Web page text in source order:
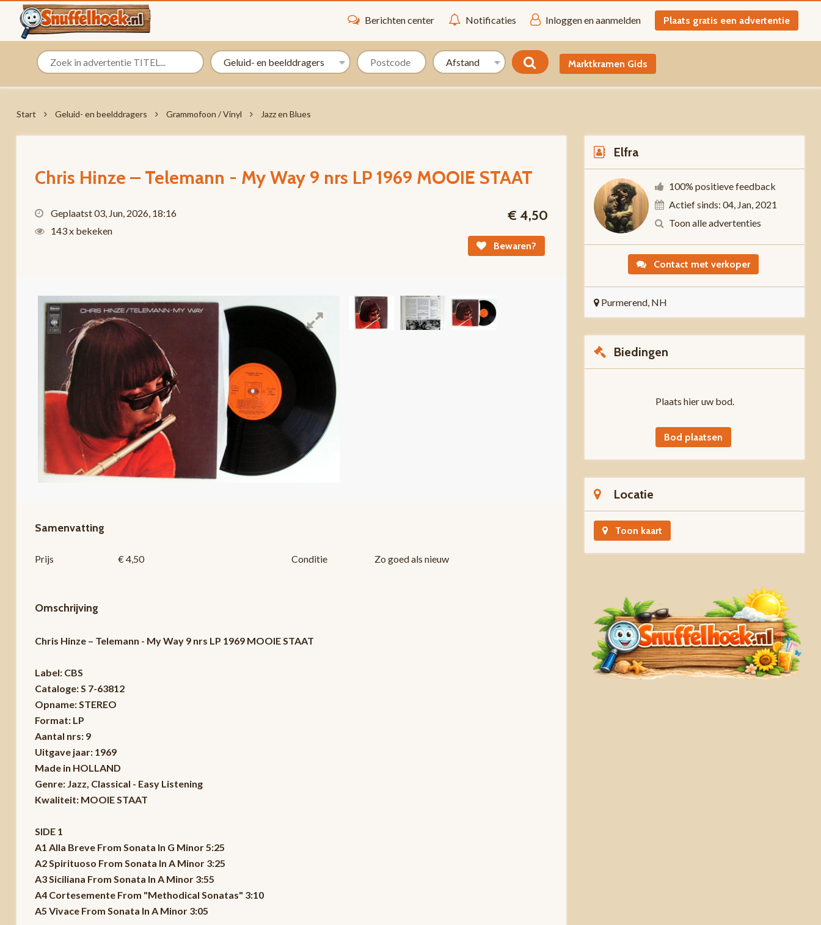
Berichten center Notificaties Inloggen en aanmelden Plaats gratis een advertentie
Marktkramen Gids
Start Geluid- en beelddragers Grammofoon / Vinyl Jazz en Blues
Chris Hinze – Telemann - My Way 9 nrs LP 1969 MOOIE STAAT
Geplaatst 03, Jun, 2026, 18:16
143 x bekeken
€ 4,50
Bewaren?
Samenvatting
Prijs € 4,50 Conditie Zo goed als nieuw
Omschrijving
Chris Hinze – Telemann - My Way 9 nrs LP 1969 MOOIE STAAT
Label: CBS
Cataloge: S 7-63812
Opname: STEREO
Format: LP
Aantal nrs: 9
Uitgave jaar: 1969
Made in HOLLAND
Genre: Jazz, Classical - Easy Listening
Kwaliteit: MOOIE STAAT
SIDE 1
A1 Alla Breve From Sonata In G Minor 5:25
A2 Spirituoso From Sonata In A Minor 3:25
A3 Siciliana From Sonata In A Minor 3:55
A4 Cortesemente From "Methodical Sonatas" 3:10
A5 Vivace From Sonata In A Minor 3:05
Elfra
100% positieve feedback
Actief sinds: 04, Jan, 2021
Toon alle advertenties
Contact met verkoper
Purmerend, NH
Biedingen
Plaats hier uw bod.
Bod plaatsen
Locatie
Toon kaart